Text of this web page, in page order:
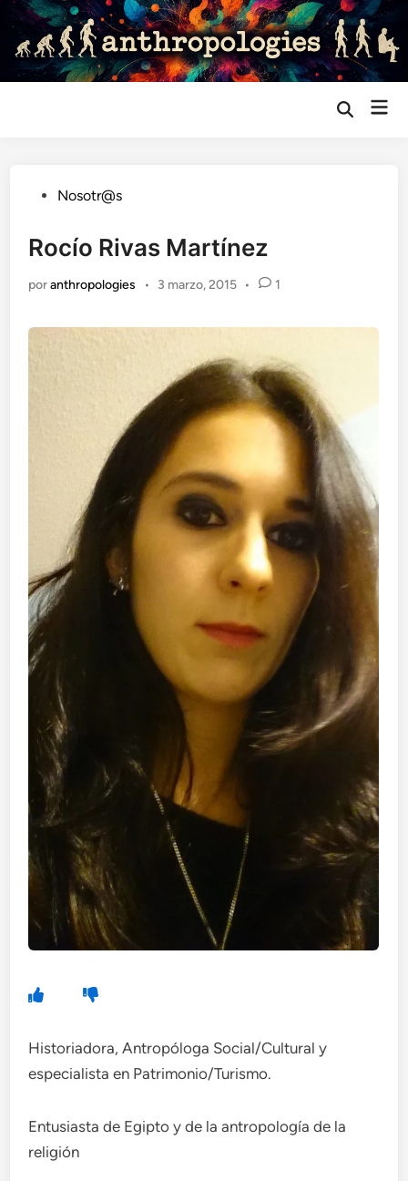
Saltar
contenido
Abrir
Publicado
Nosotr@s
Rocío Rivas Martínez
poranthropologies • 3 marzo, 2015 • 1
Historiadora, Antropóloga Social/Cultural y
especialista en Patrimonio/Turismo.
Entusiasta de Egipto y de la antropología de la
religión